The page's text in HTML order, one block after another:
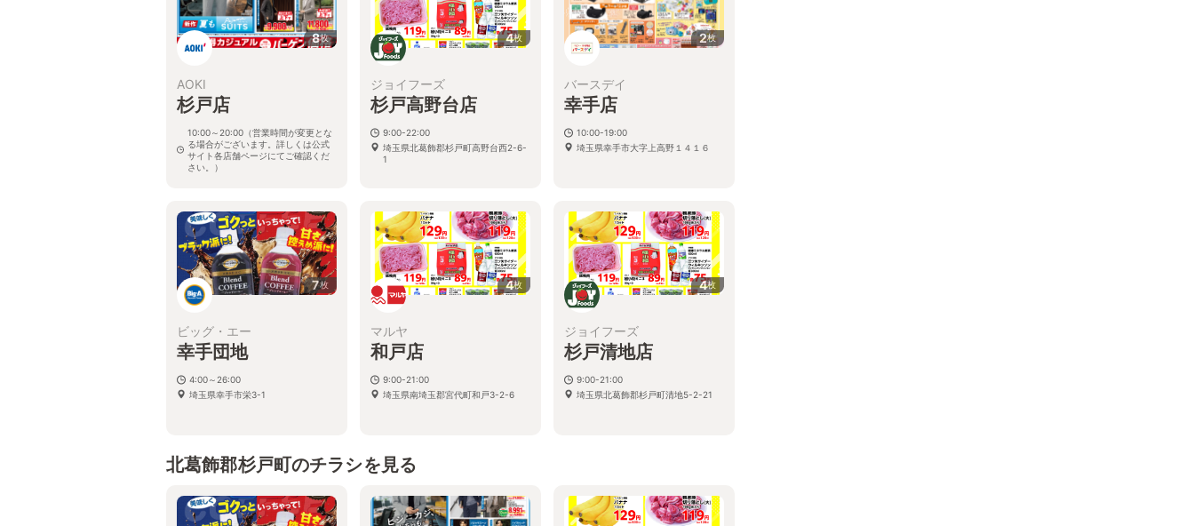
8枚
AOKI
杉戸店
10:00～20:00（営業時間が変更とな
る場合がございます。詳しくは公式
サイト各店舗ページにてご確認くだ
さい。）
4枚
ジョイフーズ
杉戸高野台店
9:00-22:00
埼玉県北葛飾郡杉戸町高野台西2-6-
1
2枚
バースデイ
幸手店
10:00-19:00
埼玉県幸手市大字上高野１４１６
7枚
ビッグ・エー
幸手団地
4:00～26:00
埼玉県幸手市栄3-1
4枚
マルヤ
和戸店
9:00-21:00
埼玉県南埼玉郡宮代町和戸3-2-6
4枚
ジョイフーズ
杉戸清地店
9:00-21:00
埼玉県北葛飾郡杉戸町清地5-2-21
北葛飾郡杉戸町のチラシを見る